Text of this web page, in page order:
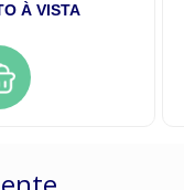
À VISTA